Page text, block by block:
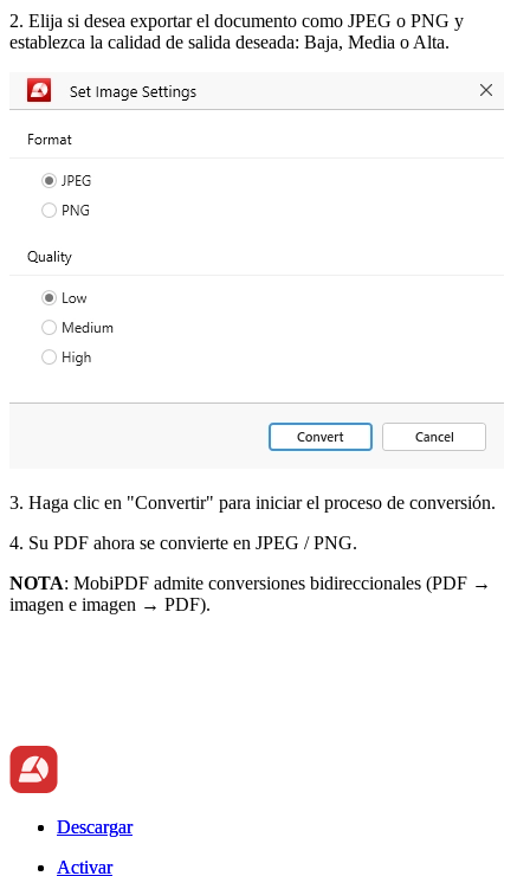
2. Elija si desea exportar el documento como JPEG o PNG y
establezca la calidad de salida deseada: Baja, Media o Alta.
3. Haga clic en "Convertir" para iniciar el proceso de conversión.
4. Su PDF ahora se convierte en JPEG / PNG.
NOTA: MobiPDF admite conversiones bidireccionales (PDF →
imagen e imagen → PDF).
Descargar
Activar
Descargar
Activar